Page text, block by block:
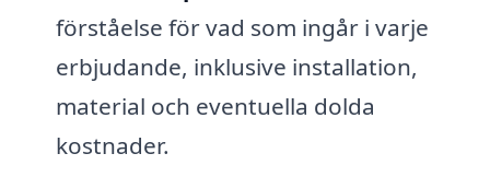
förståelse för vad som ingår i varje
erbjudande, inklusive installation,
material och eventuella dolda
kostnader.